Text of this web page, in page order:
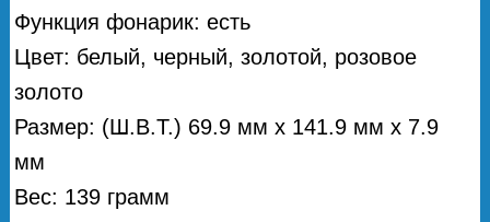
Функция фонарик: есть
Цвет: белый, черный, золотой, розовое
золото
Размер: (Ш.В.Т.) 69.9 мм х 141.9 мм х 7.9
мм
Вес: 139 грамм